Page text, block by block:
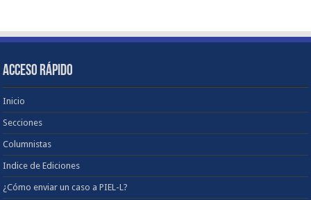
ACCESO RÁPIDO
Inicio
Secciones
Columnistas
Indice de Ediciones
¿Cómo enviar un caso a PIEL-L?